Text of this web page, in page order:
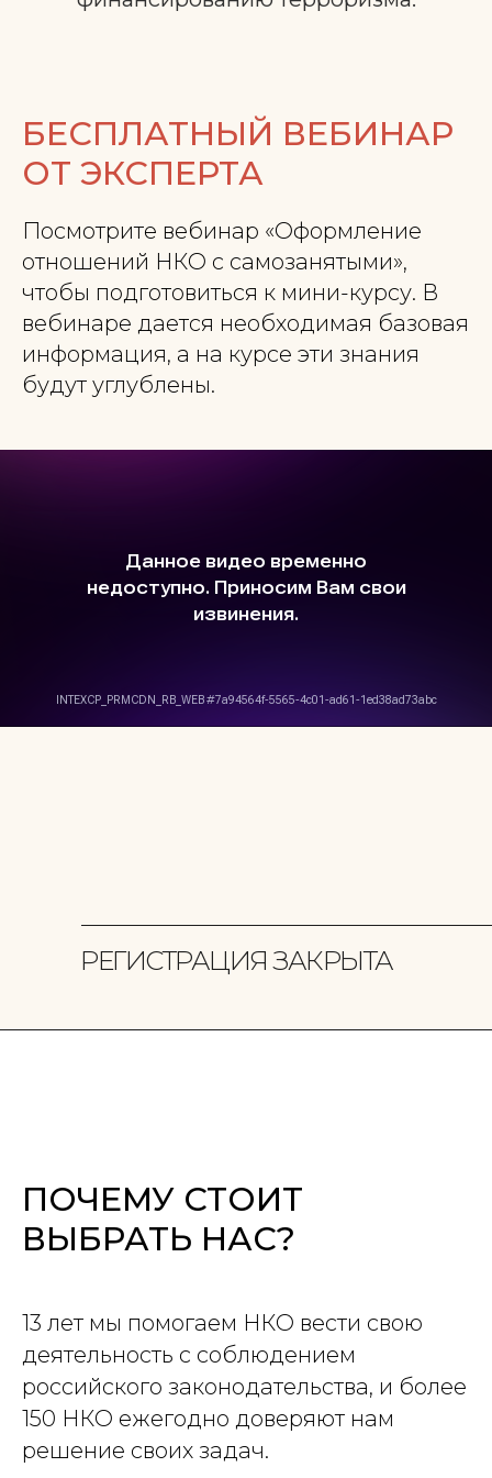
БЕСПЛАТНЫЙ ВЕБИНАР
ОТ ЭКСПЕРТА
Посмотрите вебинар «Оформление
отношений НКО с самозанятыми»,
чтобы подготовиться к мини-курсу. В
вебинаре дается необходимая базовая
информация, а на курсе эти знания
будут углублены.
РЕГИСТРАЦИЯ ЗАКРЫТА
ПОЧЕМУ СТОИТ
ВЫБРАТЬ НАС?
13 лет мы помогаем НКО вести свою
деятельность с соблюдением
российского законодательства, и более
150 НКО ежегодно доверяют нам
решение своих задач.
Консультации
Шаблоны документов
Материалы
Курсы
Анонсы
@lawteamrussia
info@ngo-law.ru
Правовая команда